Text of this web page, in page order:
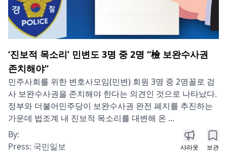
‘진보적 목소리’ 민변도 3명 중 2명 “檢 보완수사권
존치해야”
민주사회를 위한 변호사모임(민변) 회원 3명 중 2명꼴로 검
사 보완수사권을 존치해야 한다는 의견인 것으로 나타났다.
정부와 더불어민주당이 보완수사권 완전 폐지를 추진하는
가운데 법조계 내 진보적 목소리를 대변해 온 ...
By:
Press: 국민일보 샤라웃 보관